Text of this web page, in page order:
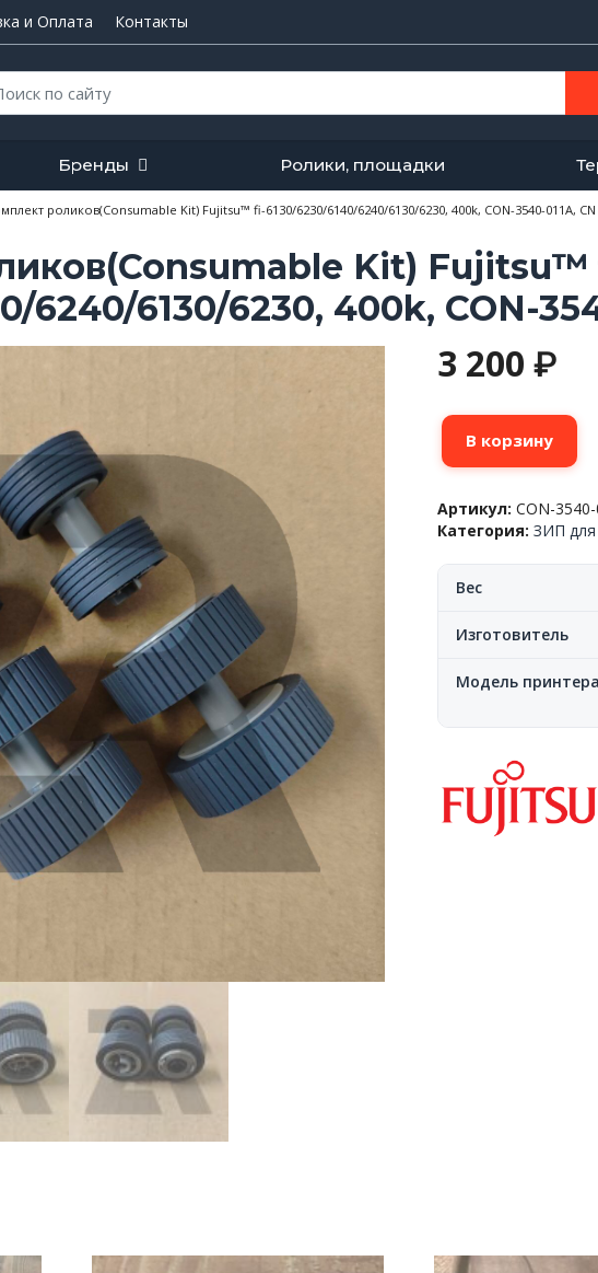
и Оплата Контакты
Бренды Ролики, площадки
роликов(Consumable Kit) Fujitsu™ fi-6130/6230/6140/6240/6130/6230, 400k, CON-3540-011A, CN
Kit) Fujitsu™
6240/6130/6230, 400k, CON-
3 200₽
Количество
товара
Комплект
Kit)
Fujitsu™
6130/6230/6140/6240/
400k,
3540-
CN
В корзину
Артикул:CON-
Категория:ЗИП для
Вес
Изготовитель
Модель принтера